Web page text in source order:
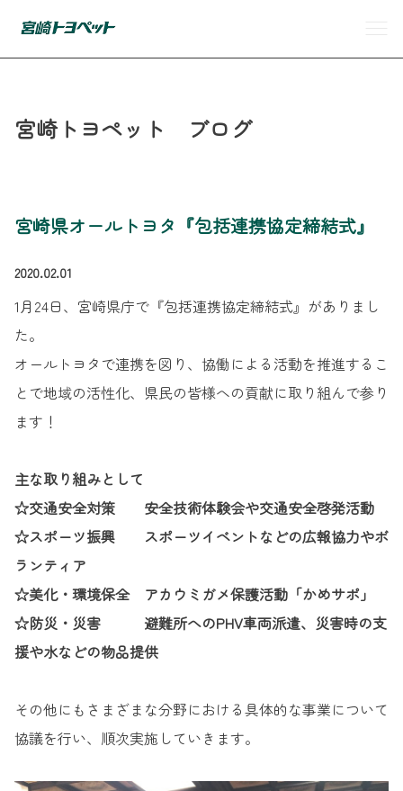
宮崎トヨペット ブログ
宮崎県オールトヨタ『包括連携協定締結式』
2020.02.01
1月24日、宮崎県庁で『包括連携協定締結式』がありまし
た。
オールトヨタで連携を図り、協働による活動を推進するこ
とで地域の活性化、県民の皆様への貢献に取り組んで参り
ます！
主な取り組みとして
☆交通安全対策 安全技術体験会や交通安全啓発活動
☆スポーツ振興 スポーツイベントなどの広報協力やボ
ランティア
☆美化・環境保全 アカウミガメ保護活動「かめサポ」
☆防災・災害 避難所へのPHV車両派遣、災害時の支
援や水などの物品提供
その他にもさまざまな分野における具体的な事業について
協議を行い、順次実施していきます。